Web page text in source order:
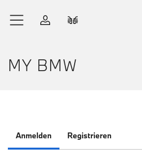
Anmelden
MY BMW
Anmelden Registrieren